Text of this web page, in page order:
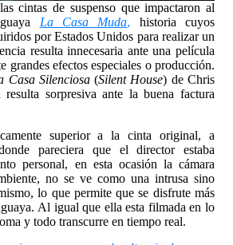
cintas de suspenso que impactaron al
La Casa Muda, historia cuyos
por Estados Unidos para realizar un
resulta innecesaria ante una película
grandes efectos especiales o producción.
Casa Silenciosa(Silent House) de Chris
sorpresiva ante la buena factura
superior a la cinta original, a
pareciera que el director estaba
personal, en esta ocasión la cámara
no se ve como una intrusa sino
lo que permite que se disfrute más
Al igual que ella esta filmada en lo
y todo transcurre en tiempo real.